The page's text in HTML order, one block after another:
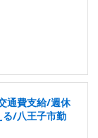
通費支給/週休
る/八王子市勤